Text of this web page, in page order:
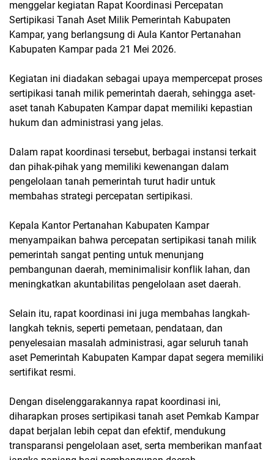
menggelar kegiatan Rapat Koordinasi Percepatan
Sertipikasi Tanah Aset Milik Pemerintah Kabupaten
Kampar, yang berlangsung di Aula Kantor Pertanahan
Kabupaten Kampar pada 21 Mei 2026.
Kegiatan ini diadakan sebagai upaya mempercepat proses
sertipikasi tanah milik pemerintah daerah, sehingga aset-
aset tanah Kabupaten Kampar dapat memiliki kepastian
hukum dan administrasi yang jelas.
Dalam rapat koordinasi tersebut, berbagai instansi terkait
dan pihak-pihak yang memiliki kewenangan dalam
pengelolaan tanah pemerintah turut hadir untuk
membahas strategi percepatan sertipikasi.
Kepala Kantor Pertanahan Kabupaten Kampar
menyampaikan bahwa percepatan sertipikasi tanah milik
pemerintah sangat penting untuk menunjang
pembangunan daerah, meminimalisir konflik lahan, dan
meningkatkan akuntabilitas pengelolaan aset daerah.
Selain itu, rapat koordinasi ini juga membahas langkah-
langkah teknis, seperti pemetaan, pendataan, dan
penyelesaian masalah administrasi, agar seluruh tanah
aset Pemerintah Kabupaten Kampar dapat segera memiliki
sertifikat resmi.
Dengan diselenggarakannya rapat koordinasi ini,
diharapkan proses sertipikasi tanah aset Pemkab Kampar
dapat berjalan lebih cepat dan efektif, mendukung
transparansi pengelolaan aset, serta memberikan manfaat